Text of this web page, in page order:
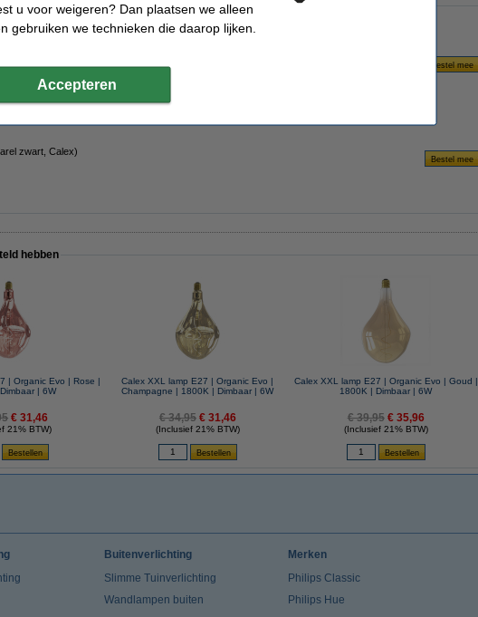
zwart, Calex)
hebben
| Organic Evo | Rose |
| 6W
€ 31,46
21% BTW)
Calex XXL lamp E27 | Organic Evo |
Champagne | 1800K | Dimbaar | 6W
€ 34,95 € 31,46
(Inclusief 21% BTW)
Calex XXL lamp E27 | Organic Evo | Goud |
1800K | Dimbaar | 6W
€ 39,95 € 35,96
(Inclusief 21% BTW)
Buitenverlichting
Slimme Tuinverlichting
Wandlampen buiten
Merken
Philips Classic
Philips Hue
u voor weigeren? Dan plaatsen we alleen
gebruiken we technieken die daarop lijken.
Accepteren